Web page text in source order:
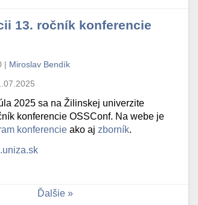
13. ročník konferencie
| Miroslav Bendík
2025 sa na Žilinskej univerzite
konferencie OSSConf. Na webe je
konferencie ako aj zborník.
Ďalšie